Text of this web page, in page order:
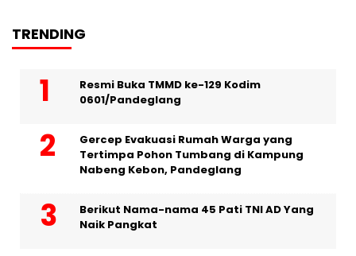
TRENDING
Resmi Buka TMMD ke-129 Kodim
0601/Pandeglang
Gercep Evakuasi Rumah Warga yang
Tertimpa Pohon Tumbang di Kampung
Nabeng Kebon, Pandeglang
Berikut Nama-nama 45 Pati TNI AD Yang
Naik Pangkat